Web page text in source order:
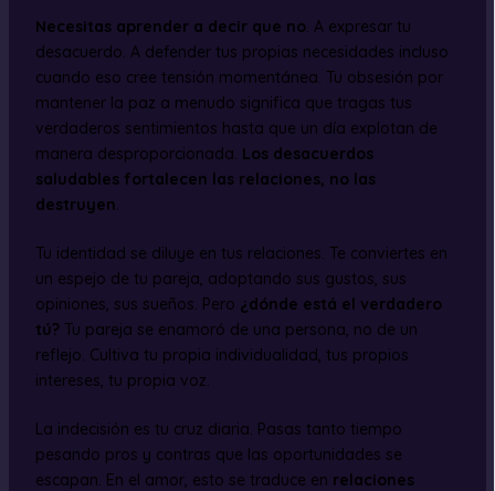
Necesitas aprender a decir que no. A expresar tu
desacuerdo. A defender tus propias necesidades incluso
cuando eso cree tensión momentánea. Tu obsesión por
mantener la paz a menudo significa que tragas tus
verdaderos sentimientos hasta que un día explotan de
manera desproporcionada. Los desacuerdos
saludables fortalecen las relaciones, no las
destruyen.
Tu identidad se diluye en tus relaciones. Te conviertes en
un espejo de tu pareja, adoptando sus gustos, sus
opiniones, sus sueños. Pero ¿dónde está el verdadero
tú?Tu pareja se enamoró de una persona, no de un
reflejo. Cultiva tu propia individualidad, tus propios
intereses, tu propia voz.
La indecisión es tu cruz diaria. Pasas tanto tiempo
pesando pros y contras que las oportunidades se
escapan. En el amor, esto se traduce en relaciones